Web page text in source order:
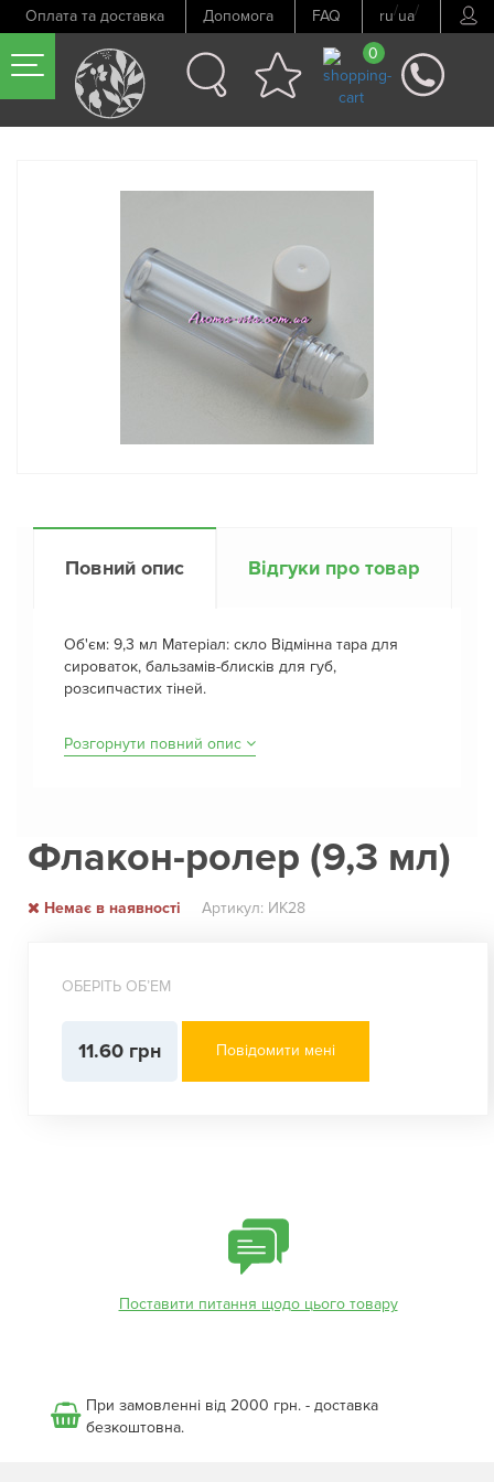
Оплата та доставка Допомога FAQ ru/ua/
0
Попередній товар Наступний товар
Повний опис Відгуки про товар
Об'єм: 9,3 мл Матеріал: скло Відмінна тара для
сироваток, бальзамів-блисків для губ,
розсипчастих тіней.
Розгорнути повний опис
Флакон-ролер (9,3 мл)
Немає в наявності Артикул: ИК28
ОБЕРІТЬ ОБʼЕМ
11.60 грн Повідомити мені
Поставити питання щодо цього товару
При замовленні від 2000 грн. - доставка
безкоштовна.